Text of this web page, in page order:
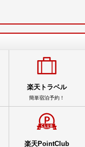
楽天トラベル
簡単宿泊予約！
楽天PointClub